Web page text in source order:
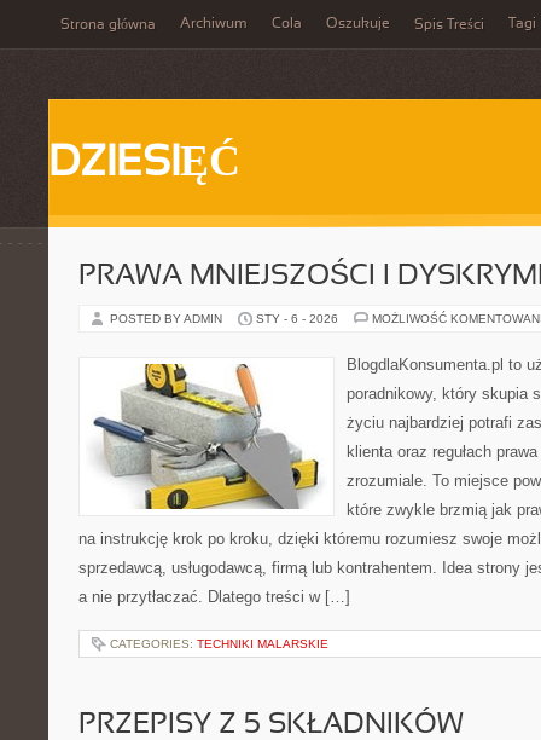
Strona główna Archiwum Cola Oszukuje Spis Treści Tagi
DZIESIĘĆ
PRAWA MNIEJSZOŚCI I
POSTED BY ADMIN STY - 6 - 2026 MOŻLIWOŚĆ
BlogdlaKonsumenta.pl to
poradnikowy, który skupia
życiu najbardziej potrafi
klienta oraz regułach
zrozumiale. To miejsce
które zwykle brzmią jak
na instrukcję krok po kroku, dzięki któremu rozumiesz swoje
sprzedawcą, usługodawcą, firmą lub kontrahentem. Idea strony
a nie przytłaczać. Dlatego treści w […]
CATEGORIES: TECHNIKI MALARSKIE
PRZEPISY Z 5 SKŁADNIKÓW